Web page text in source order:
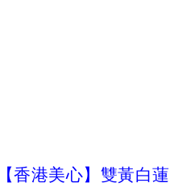
【香港美心】雙黃白蓮